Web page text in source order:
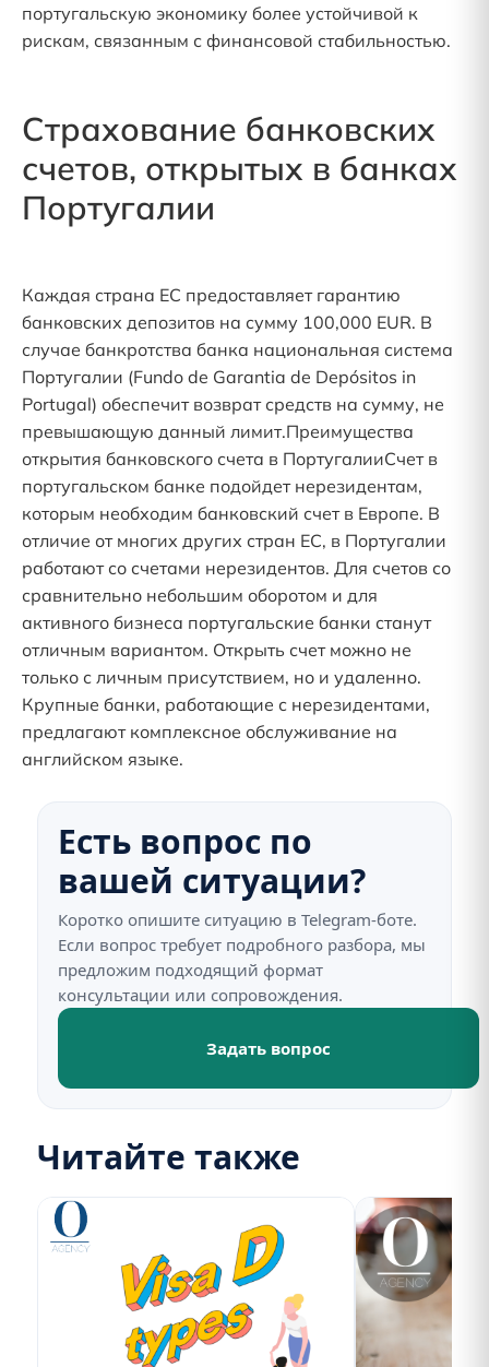
португальскую экономику более устойчивой к
рискам, связанным с финансовой стабильностью.
Страхование банковских
счетов, открытых в банках
Португалии
Каждая страна ЕС предоставляет гарантию
банковских депозитов на сумму 100,000 EUR. В
случае банкротства банка национальная система
Португалии (Fundo de Garantia de Depósitos in
Portugal) обеспечит возврат средств на сумму, не
превышающую данный лимит.Преимущества
открытия банковского счета в ПортугалииСчет в
португальском банке подойдет нерезидентам,
которым необходим банковский счет в Европе. В
отличие от многих других стран ЕС, в Португалии
работают со счетами нерезидентов. Для счетов со
сравнительно небольшим оборотом и для
активного бизнеса португальские банки станут
отличным вариантом. Открыть счет можно не
только с личным присутствием, но и удаленно.
Крупные банки, работающие с нерезидентами,
предлагают комплексное обслуживание на
английском языке.
Есть вопрос по
вашей ситуации?
Коротко опишите ситуацию в Telegram-боте.
Если вопрос требует подробного разбора, мы
предложим подходящий формат
консультации или сопровождения.
Задать вопрос
Читайте также